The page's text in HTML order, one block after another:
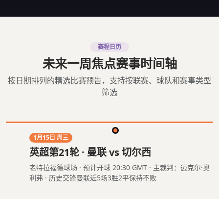
赛程日历
未来一周焦点赛事时间轴
按日期排列的精选比赛预告，支持按联赛、球队和赛事类型
筛选
1月15日 周三
英超第21轮 · 曼联 vs 切尔西
老特拉福德球场 · 预计开球 20:30 GMT · 主裁判：迈克尔·奥
利弗 · 历史交锋曼联近5场3胜2平保持不败